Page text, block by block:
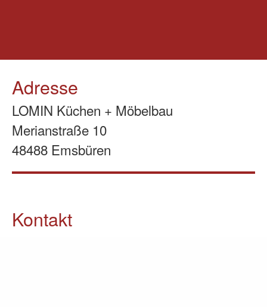
Adresse
LOMIN Küchen + Möbelbau
Merianstraße 10
48488 Emsbüren
Kontakt